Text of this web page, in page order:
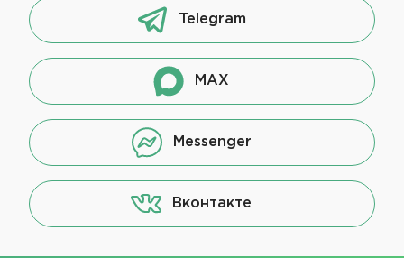
Telegram
MAX
Messenger
Вконтакте